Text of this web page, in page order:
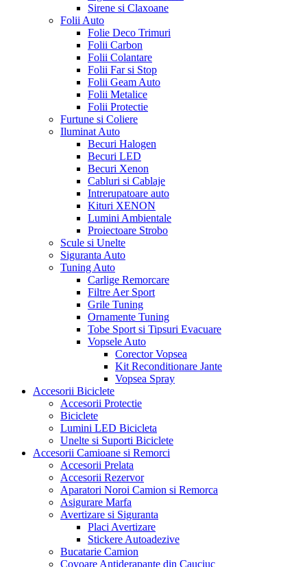
Sirene si Claxoane
Folii Auto
Folie Deco Trimuri
Folii Carbon
Folii Colantare
Folii Far si Stop
Folii Geam Auto
Folii Metalice
Folii Protectie
Furtune si Coliere
Iluminat Auto
Becuri Halogen
Becuri LED
Becuri Xenon
Cabluri si Cablaje
Intrerupatoare auto
Kituri XENON
Lumini Ambientale
Proiectoare Strobo
Scule si Unelte
Siguranta Auto
Tuning Auto
Carlige Remorcare
Filtre Aer Sport
Grile Tuning
Ornamente Tuning
Tobe Sport si Tipsuri Evacuare
Vopsele Auto
Corector Vopsea
Kit Reconditionare Jante
Vopsea Spray
Accesorii Biciclete
Accesorii Protectie
Biciclete
Lumini LED Bicicleta
Unelte si Suporti Biciclete
Accesorii Camioane si Remorci
Accesorii Prelata
Accesorii Rezervor
Aparatori Noroi Camion si Remorca
Asigurare Marfa
Avertizare si Siguranta
Placi Avertizare
Stickere Autoadezive
Bucatarie Camion
Covoare Antiderapante din Cauciuc